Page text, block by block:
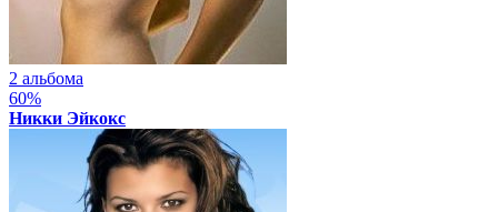
2 альбома
60%
Никки Эйкокс